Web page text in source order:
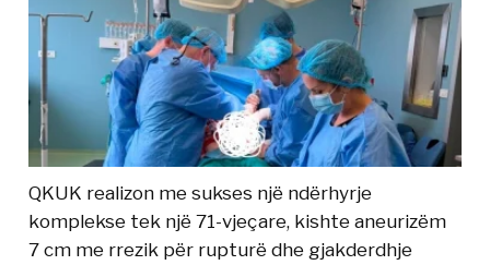
QKUK realizon me sukses një ndërhyrje
komplekse tek një 71-vjeçare, kishte aneurizëm
7 cm me rrezik për rupturë dhe gjakderdhje